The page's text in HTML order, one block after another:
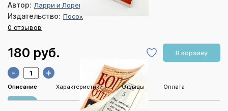
Автор: Ларри и Лоренс Крабб
Издательство: Посох
0 отзывов
180 руб. В корзину
- +
Описание Характеристики Отзывы Оплата